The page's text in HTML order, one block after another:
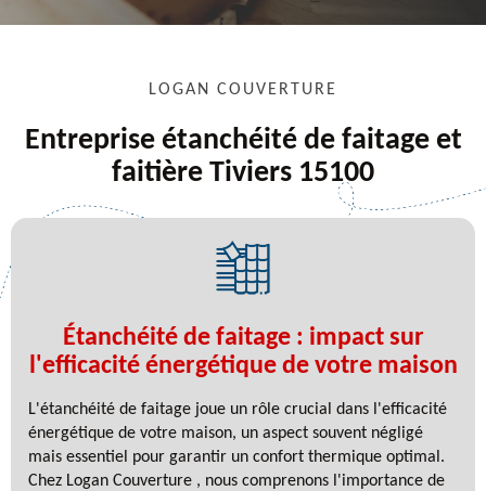
LOGAN COUVERTURE
Entreprise étanchéité de faitage et
faitière Tiviers 15100
Étanchéité de faitage : impact sur
l'efficacité énergétique de votre maison
L'étanchéité de faitage joue un rôle crucial dans l'efficacité
énergétique de votre maison, un aspect souvent négligé
mais essentiel pour garantir un confort thermique optimal.
Chez Logan Couverture , nous comprenons l'importance de